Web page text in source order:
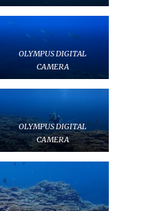
OLYMPUS DIGITAL
CAMERA
OLYMPUS DIGITAL
CAMERA